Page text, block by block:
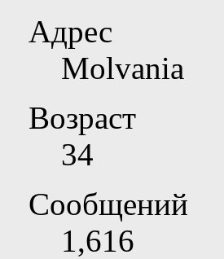
Адрес
Molvania
Возраст
34
Сообщений
1,616